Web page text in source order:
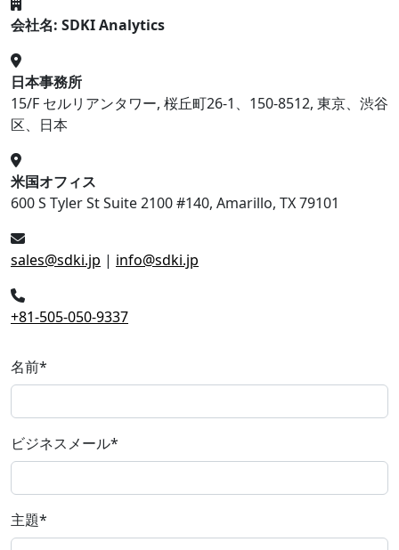
会社名: SDKI Analytics
日本事務所
15/F セルリアンタワー, 桜丘町26-1、150-8512, 東京、渋谷
区、日本
米国オフィス
600 S Tyler St Suite 2100 #140, Amarillo, TX 79101
sales@sdki.jp | info@sdki.jp
+81-505-050-9337
名前*
ビジネスメール*
主題*